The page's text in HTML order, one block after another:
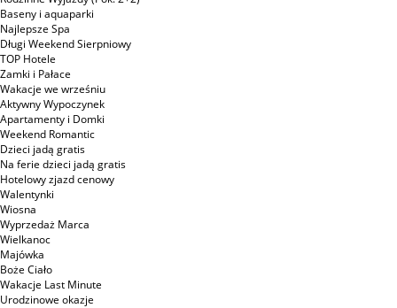
Baseny i aquaparki
Najlepsze Spa
Długi Weekend Sierpniowy
TOP Hotele
Zamki i Pałace
Wakacje we wrześniu
Aktywny Wypoczynek
Apartamenty i Domki
Weekend Romantic
Dzieci jadą gratis
Na ferie dzieci jadą gratis
Hotelowy zjazd cenowy
Walentynki
Wiosna
Wyprzedaż Marca
Wielkanoc
Majówka
Boże Ciało
Wakacje Last Minute
Urodzinowe okazje